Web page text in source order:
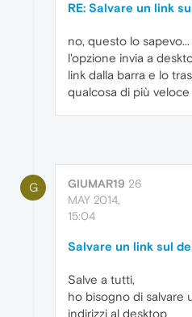
RE: Salvare un link
no, questo lo
l'opzione invia a
link dalla barra e lo
qualcosa di più veloce
G GIUMAR19 26
MAY 2014,
15:04
Salvare un link sul
Salve a tutti,
ho bisogno di salvare
indirizzi al desktop